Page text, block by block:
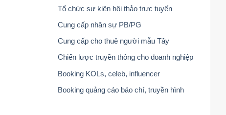
Tổ chức sự kiện hội thảo trực tuyến
Cung cấp nhân sự PB/PG
Cung cấp cho thuê người mẫu Tây
Chiến lược truyền thông cho doanh nghiệp
Booking KOLs, celeb, influencer
Booking quảng cáo báo chí, truyền hình